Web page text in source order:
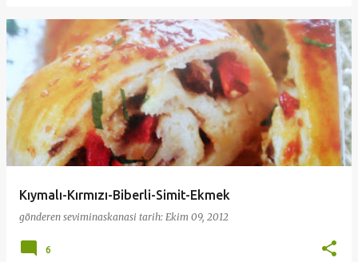
Kıymalı-Kırmızı-Biberli-Simit-Ekmek
gönderen seviminaskanasi tarih: Ekim 09, 2012
6